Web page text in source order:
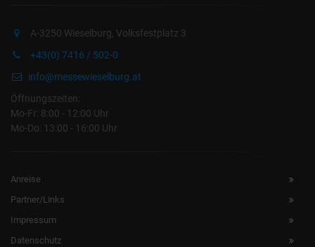
A-3250 Wieselburg, Volksfestplatz 3
+43(0) 7416 / 502-0
info@messewieselburg.at
Öffnungszeiten:
Mo-Fr: 8:00 - 12:00 Uhr
Mo-Do: 13:00 - 16:00 Uhr
Anreise
Partner/Links
Impressum
Datenschutz